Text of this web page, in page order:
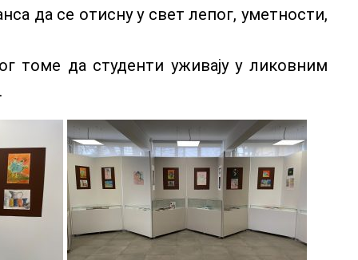
да се отисну у свет лепог, уметности,
томе да студенти уживају у ликовним